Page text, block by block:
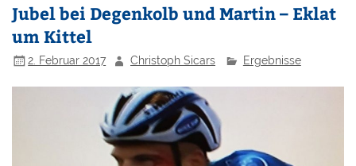
Jubel bei Degenkolb und Martin – Eklat
um Kittel
2. Februar 2017 Christoph Sicars Ergebnisse